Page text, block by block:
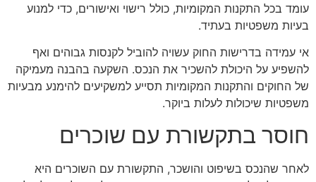
עומד בכל התקנות המקומיות, כולל רישוי ואישורים, כדי למנוע
בעיות משפטיות בעתיד.
אי עמידה בדרישות החוק עשויה להוביל לקנסות גבוהים ואף
להשפיע על היכולת להשכיר את הנכס. השקעה בהבנה מעמיקה
של החוקים והתקנות המקומיות תסייע למשקיעים להימנע מבעיות
משפטיות שיכולות לעלות ביוקר.
חוסר בתקשורת עם שוכרים
לאחר שהנכס בשיפוט והושכר, התקשורת עם השוכרים היא